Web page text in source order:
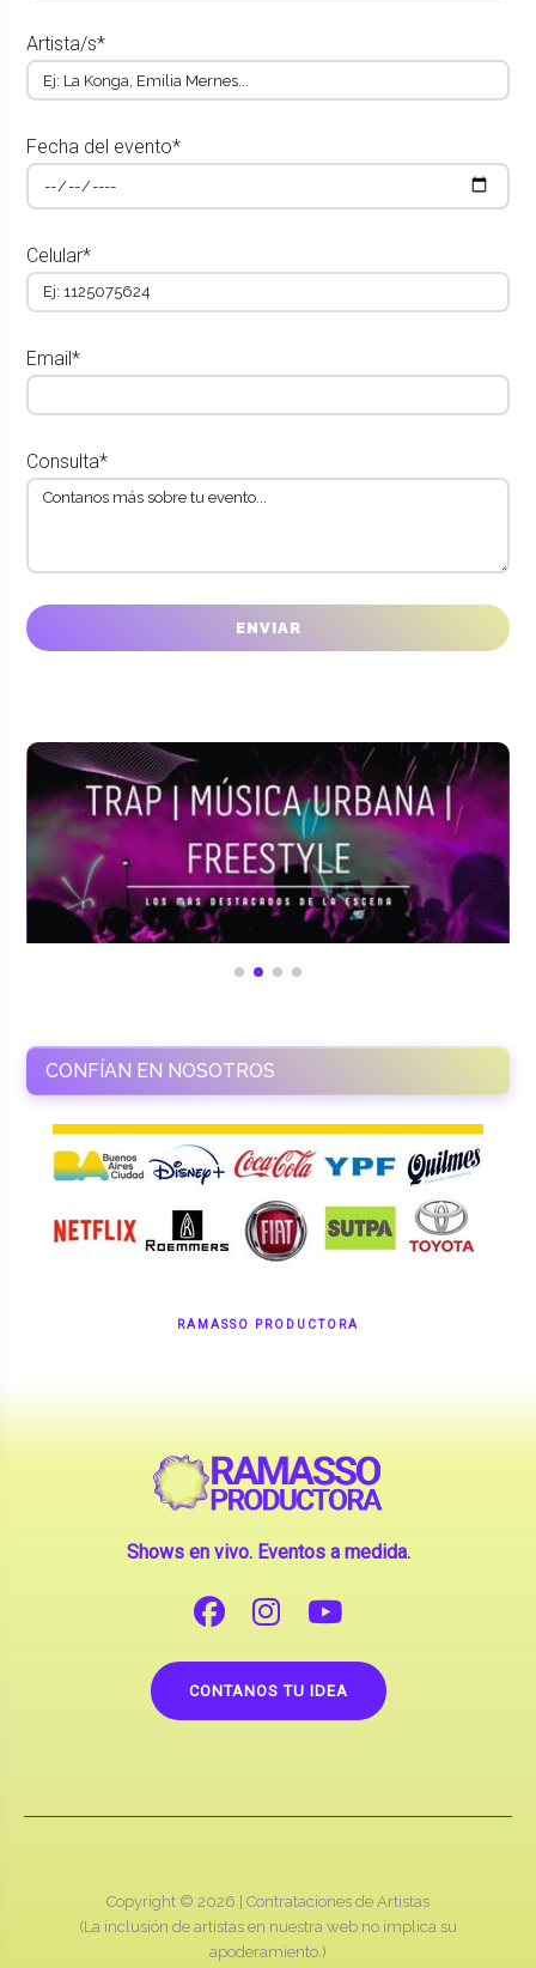
Artista/s*
Fecha del evento*
Celular*
Email*
Consulta*
CONFÍAN EN NOSOTROS
RAMASSO PRODUCTORA
Shows en vivo. Eventos a medida.
CONTANOS TU IDEA
Copyright © 2026 | Contrataciones de Artistas
(La inclusión de artistas en nuestra web no implica su
apoderamiento.)